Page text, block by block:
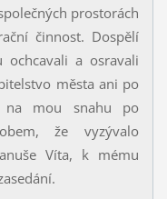
prostorách
činnost. Dospělí
a osravali
města ani po
na mou snahu po
že vyzývalo
Víta, k mému